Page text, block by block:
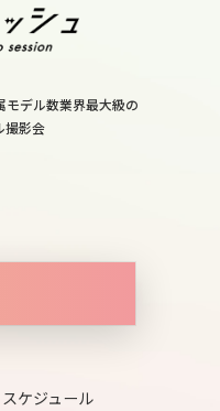
モデル数業界最大級の
撮影会
スケジュール